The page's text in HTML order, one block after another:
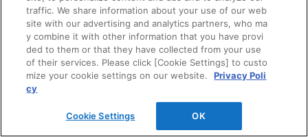
ログイン
建築・設計関係者様向けサイト
ユーザー登録サービス
WEB見積システム
traffic. We share information about your use of our web
site with our advertising and analytics partners, who ma
y combine it with other information that you have provi
ded to them or that they have collected from your use
of their services. Please click [Cookie Settings] to custo
mize your cookie settings on our website.
Privacy Poli
cy
Cookie Settings OK